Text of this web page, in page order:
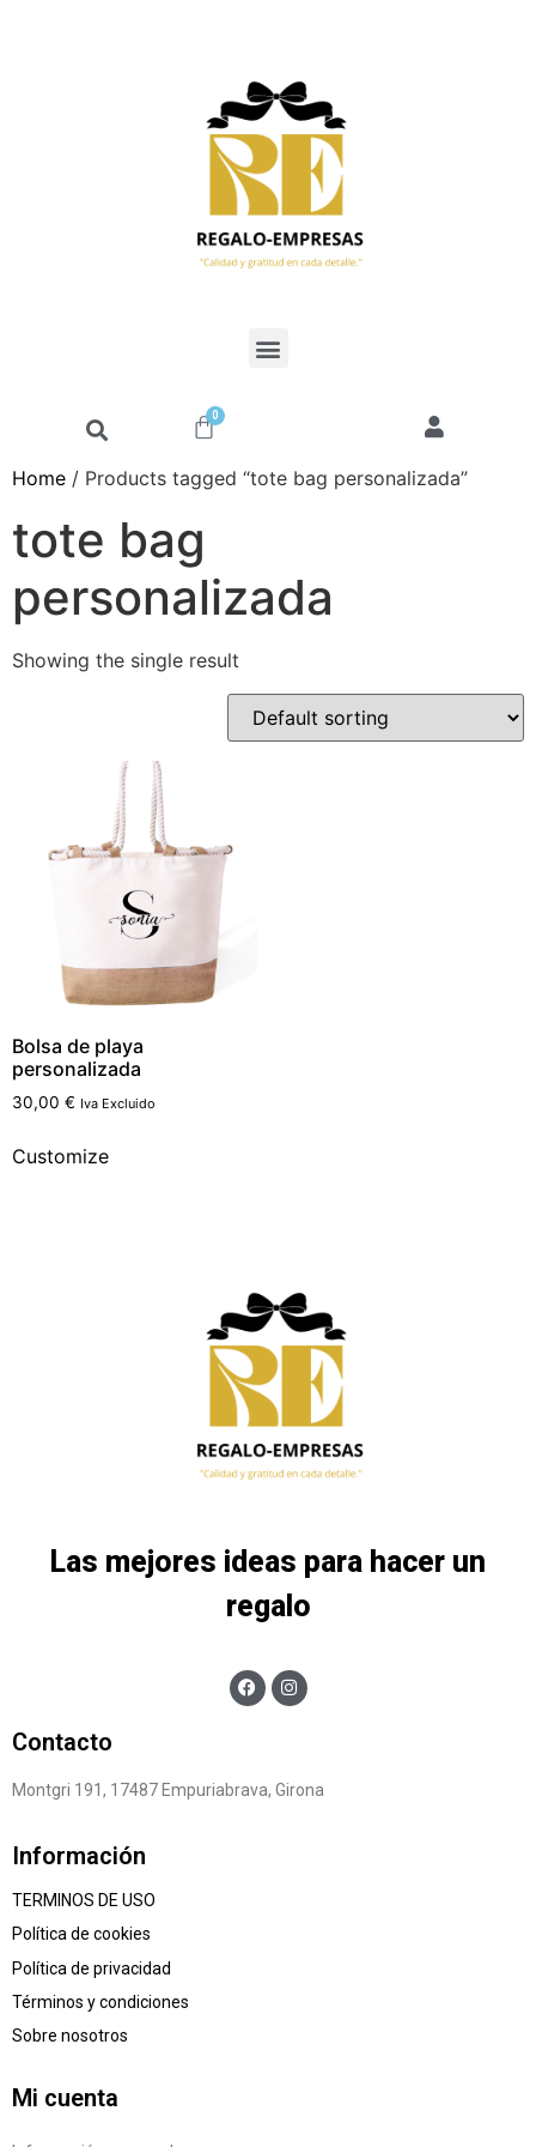
0
Home / Products tagged “tote bag personalizada”
tote bag
personalizada
Showing the single result
Bolsa de playa
personalizada
30,00 € Iva Excluido
Customize
Las mejores ideas para hacer un
regalo
Contacto
Montgri 191, 17487 Empuriabrava, Girona
Información
TERMINOS DE USO
Política de cookies
Política de privacidad
Términos y condiciones
Sobre nosotros
Mi cuenta